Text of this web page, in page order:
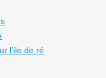
l'ile de ré